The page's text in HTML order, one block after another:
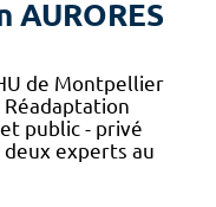
de Montpellier
Réadaptation
public - privé
experts au